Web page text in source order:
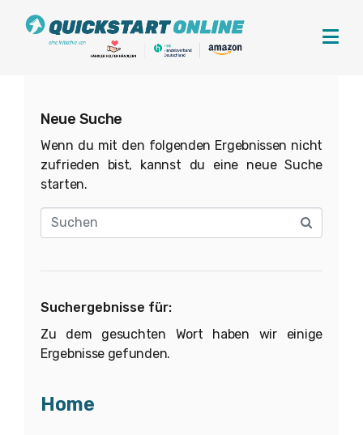
Neue Suche
Wenn du mit den folgenden Ergebnissen nicht
zufrieden bist, kannst du eine neue Suche
starten.
Suchergebnisse für:
Zu dem gesuchten Wort haben wir einige
Ergebnisse gefunden.
Home